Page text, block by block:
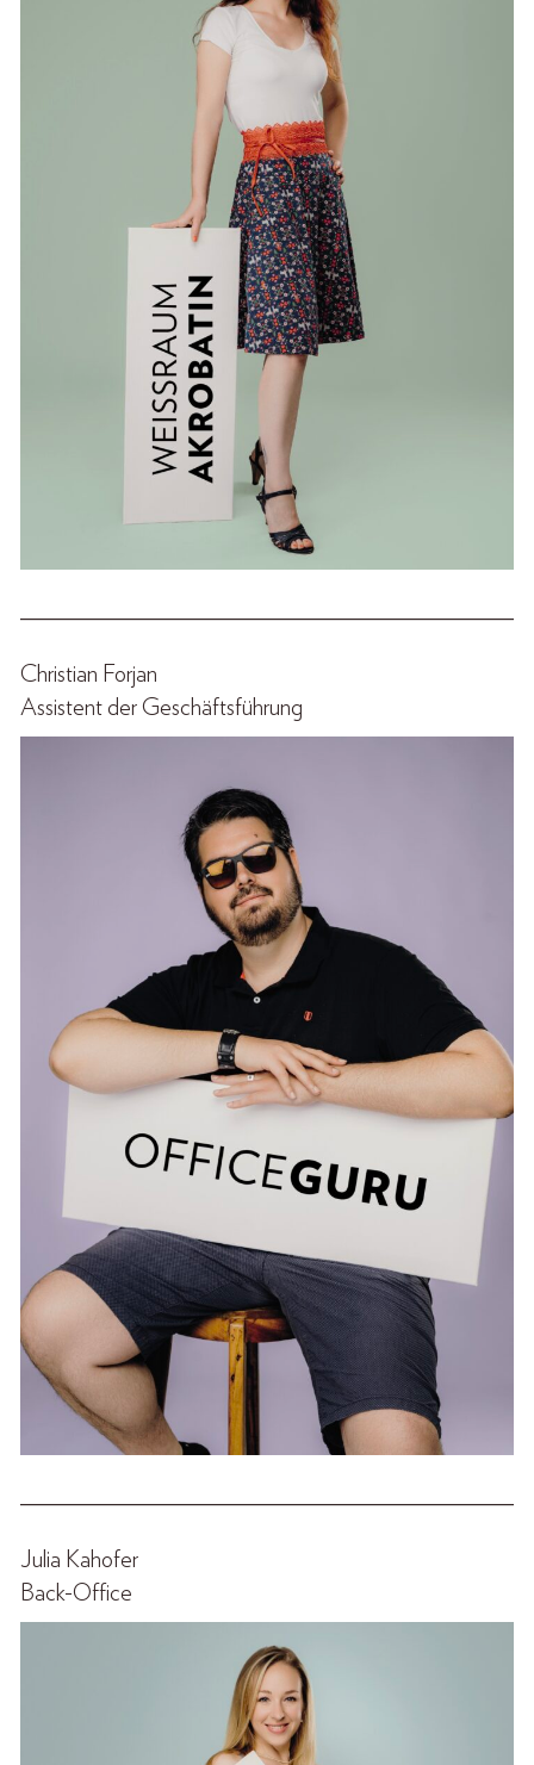
Christian Forjan
Assistent der Geschäftsführung
______________________________________________
Julia Kahofer
Back-Office